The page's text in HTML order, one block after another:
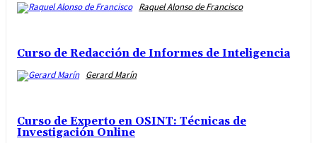
Raquel Alonso de Francisco
Curso de Redacción de Informes de Inteligencia
Gerard Marín
Curso de Experto en OSINT: Técnicas de
Investigación Online